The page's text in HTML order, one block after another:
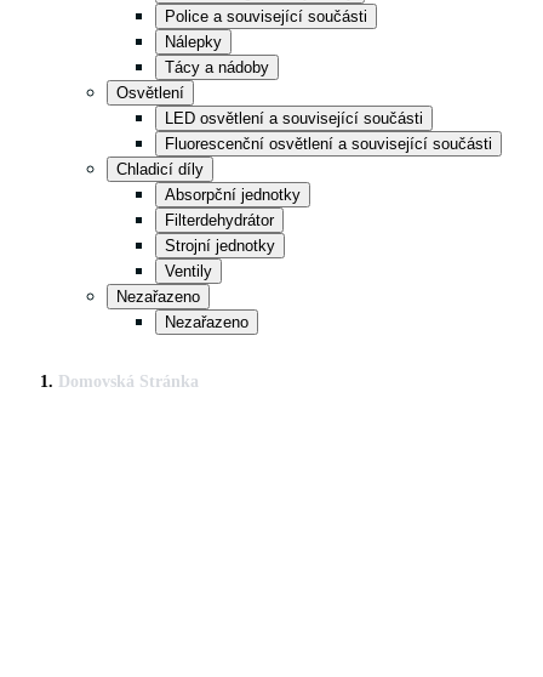
Police a související součásti
Nálepky
Tácy a nádoby
Osvětlení
LED osvětlení a související součásti
Fluorescenční osvětlení a související součásti
Chladicí díly
Absorpční jednotky
Filterdehydrátor
Strojní jednotky
Ventily
Nezařazeno
Nezařazeno
Domovská Stránka